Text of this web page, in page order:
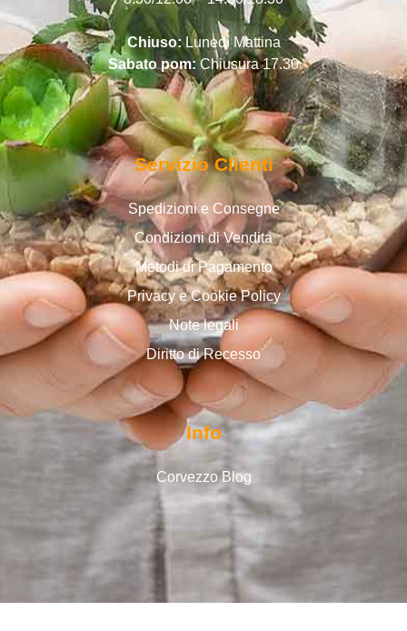
Chiuso:Lunedì Mattina
Sabato pom:Chiusura 17.30
Servizio Clienti
Spedizioni e Consegne
Condizioni di Vendita
Metodi di Pagamento
Privacy e Cookie Policy
Note legali
Diritto di Recesso
Info
Corvezzo Blog